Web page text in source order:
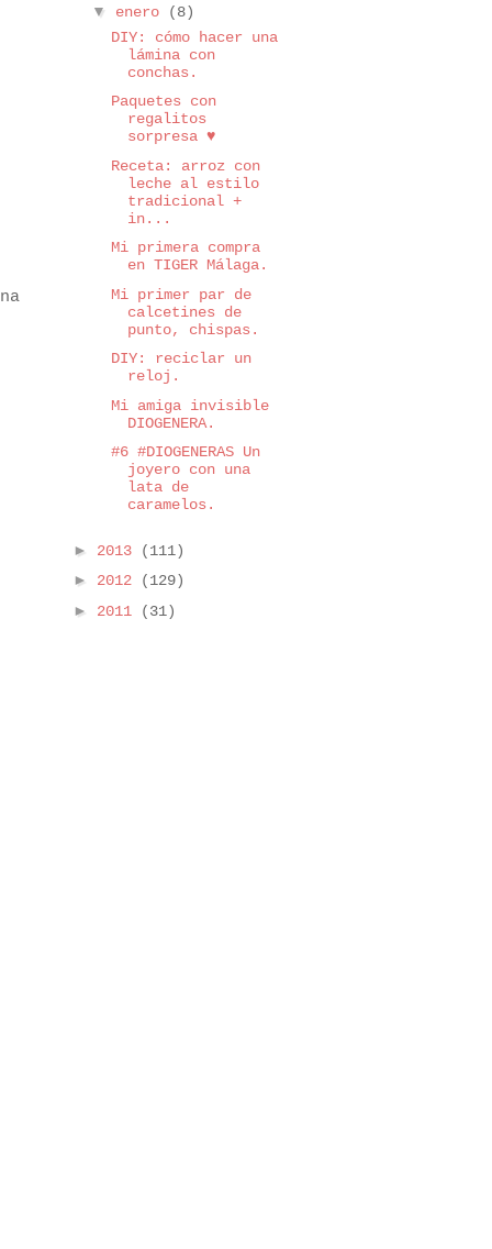
▼ enero
(8)
DIY: cómo hacer una
lámina con
conchas.
Paquetes con
regalitos
sorpresa ♥
Receta: arroz con
leche al estilo
tradicional +
in...
Mi primera compra
en TIGER Málaga.
Mi primer par de
calcetines de
punto, chispas.
DIY: reciclar un
reloj.
Mi amiga invisible
DIOGENERA.
#6 #DIOGENERAS Un
joyero con una
lata de
caramelos.
► 2013
(111)
► 2012
(129)
► 2011 (31)